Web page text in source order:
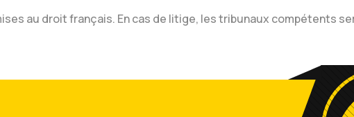
au droit français. En cas de litige, les tribunaux compétents